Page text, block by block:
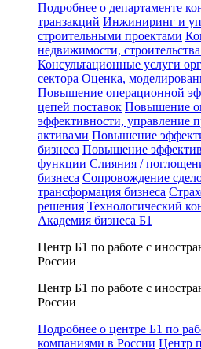
Подробнее о департаменте
транзакций Инжиниринг и
строительными проектами
недвижимости,
Консультационные услуги
сектора Оценка,
Повышение операционной
цепей поставок Повышение
эффективности, управление
активами Повышение
бизнеса Повышение
функции Слияния /
бизнеса Сопровождение
трансформация бизнеса
решения Технологический
Академия бизнеса Б1
Центр Б1 по работе с
России
Центр Б1 по работе с
России
Подробнее о центре Б1 по
компаниями в России Центр